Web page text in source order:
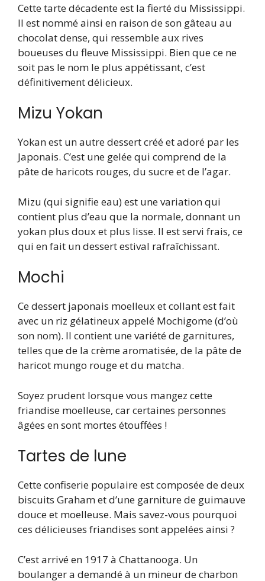
Cette tarte décadente est la fierté du Mississippi.
Il est nommé ainsi en raison de son gâteau au
chocolat dense, qui ressemble aux rives
boueuses du fleuve Mississippi. Bien que ce ne
soit pas le nom le plus appétissant, c’est
définitivement délicieux.
Mizu Yokan
Yokan est un autre dessert créé et adoré par les
Japonais. C’est une gelée qui comprend de la
pâte de haricots rouges, du sucre et de l’agar.
Mizu (qui signifie eau) est une variation qui
contient plus d’eau que la normale, donnant un
yokan plus doux et plus lisse. Il est servi frais, ce
qui en fait un dessert estival rafraîchissant.
Mochi
Ce dessert japonais moelleux et collant est fait
avec un riz gélatineux appelé Mochigome (d’où
son nom). Il contient une variété de garnitures,
telles que de la crème aromatisée, de la pâte de
haricot mungo rouge et du matcha.
Soyez prudent lorsque vous mangez cette
friandise moelleuse, car certaines personnes
âgées en sont mortes étouffées !
Tartes de lune
Cette confiserie populaire est composée de deux
biscuits Graham et d’une garniture de guimauve
douce et moelleuse. Mais savez-vous pourquoi
ces délicieuses friandises sont appelées ainsi ?
C’est arrivé en 1917 à Chattanooga. Un
boulanger a demandé à un mineur de charbon